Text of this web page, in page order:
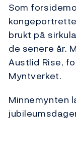
Som
brukt på
de senere år.
Austlid Rise,
Myntverket.
Minnemynten